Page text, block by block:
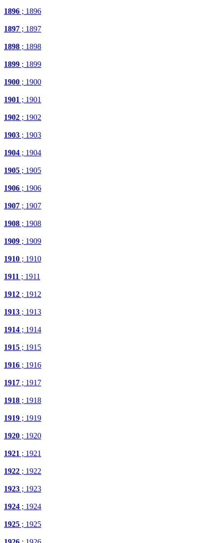
1896 ; 1896
1897 ; 1897
1898 ; 1898
1899 ; 1899
1900 ; 1900
1901 ; 1901
1902 ; 1902
1903 ; 1903
1904 ; 1904
1905 ; 1905
1906 ; 1906
1907 ; 1907
1908 ; 1908
1909 ; 1909
1910 ; 1910
1911 ; 1911
1912 ; 1912
1913 ; 1913
1914 ; 1914
1915 ; 1915
1916 ; 1916
1917 ; 1917
1918 ; 1918
1919 ; 1919
1920 ; 1920
1921 ; 1921
1922 ; 1922
1923 ; 1923
1924 ; 1924
1925 ; 1925